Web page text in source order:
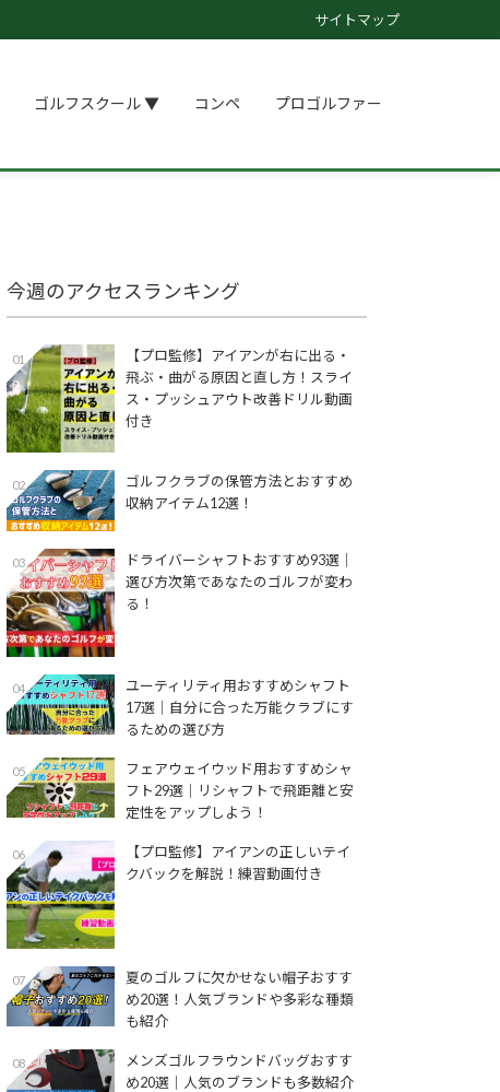
サイトマップ
ゴルフスクール ▼ コンペ プロゴルファー
今週のアクセスランキング
01
【プロ監修】アイアンが右に出る・
飛ぶ・曲がる原因と直し方！スライ
ス・プッシュアウト改善ドリル動画
付き
02
ゴルフクラブの保管方法とおすすめ
収納アイテム12選！
03
ドライバーシャフトおすすめ93選│
選び方次第であなたのゴルフが変わ
る！
04
ユーティリティ用おすすめシャフト
17選│自分に合った万能クラブにす
るための選び方
05
フェアウェイウッド用おすすめシャ
フト29選│リシャフトで飛距離と安
定性をアップしよう！
06
【プロ監修】アイアンの正しいテイ
クバックを解説！練習動画付き
07
夏のゴルフに欠かせない帽子おすす
め20選！人気ブランドや多彩な種類
も紹介
08
メンズゴルフラウンドバッグおすす
め20選｜人気のブランドも多数紹介